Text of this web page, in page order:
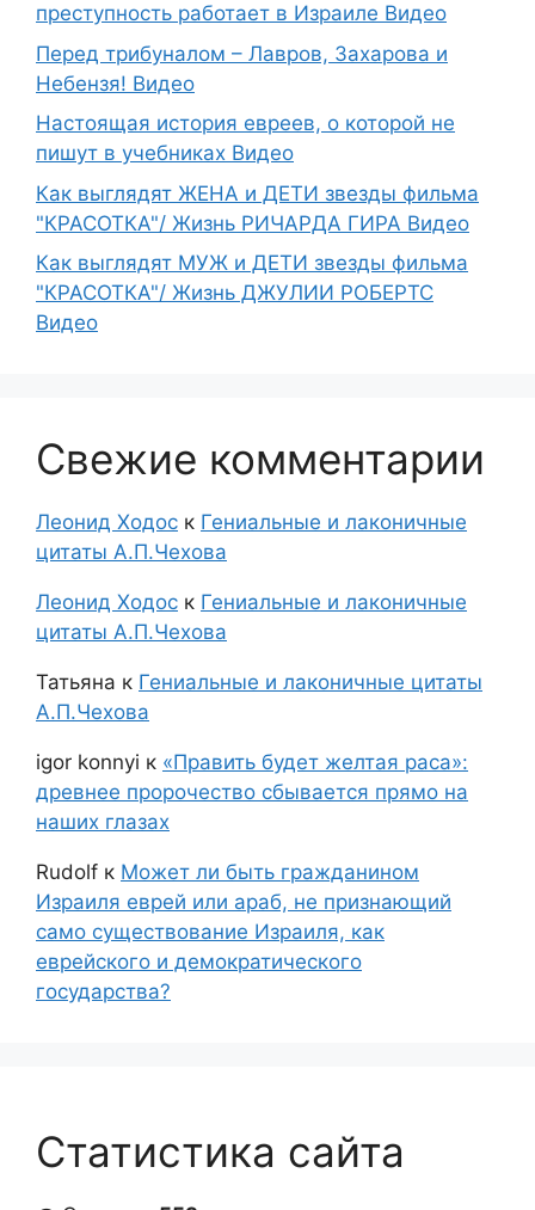
преступность работает в Израиле Видео
Перед трибуналом – Лавров, Захарова и
Небензя! Видео
Настоящая история евреев, о которой не
пишут в учебниках Видео
Как выглядят ЖЕНА и ДЕТИ звезды фильма
"КРАСОТКА"/ Жизнь РИЧАРДА ГИРА Видео
Как выглядят МУЖ и ДЕТИ звезды фильма
"КРАСОТКА"/ Жизнь ДЖУЛИИ РОБЕРТС
Видео
Свежие комментарии
Леонид Ходос к Гениальные и лаконичные
цитаты А.П.Чехова
Леонид Ходос к Гениальные и лаконичные
цитаты А.П.Чехова
Татьяна к Гениальные и лаконичные цитаты
А.П.Чехова
igor konnyi к «Править будет желтая раса»:
древнее пророчество сбывается прямо на
наших глазах
Rudolf к Может ли быть гражданином
Израиля еврей или араб, не признающий
само существование Израиля, как
еврейского и демократического
государства?
Статистика сайта